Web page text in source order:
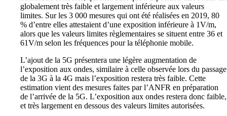
sur les ondes et la santé. En l’état actuel des connaissances,
l’Agence ne conclut pas à l’existence d’effets sanitaires dès lors
que les valeurs limites d’exposition réglementaires aux ondes
sont respectées.
L’ANFR est en charge de mesurer l’exposition des antennes
dans le cadre du dispositif de surveillance et de mesure des
ondes. Les maires, les associations agréées de protection de
l’environnement ou agréées au titre d’usagers du système de
santé et les fédérations d’associations familiales peuvent